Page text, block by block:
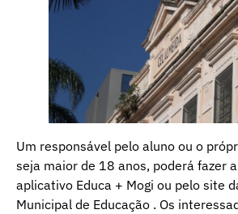
Um responsável pelo aluno ou o
seja maior de 18 anos, poderá fazer
aplicativo Educa + Mogi ou pelo site
Municipal de Educação . Os